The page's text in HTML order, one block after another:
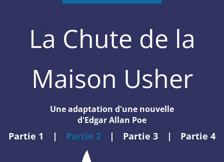
La Chute de la
Maison Usher
Une adaptation d'une nouvelle
d'Edgar Allan Poe
Partie 1 | Partie 2 | Partie 3 | Partie 4